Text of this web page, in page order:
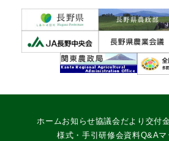
ホームお知らせ協議会だより 交付
様式・手引研修会資料Q&Aマ